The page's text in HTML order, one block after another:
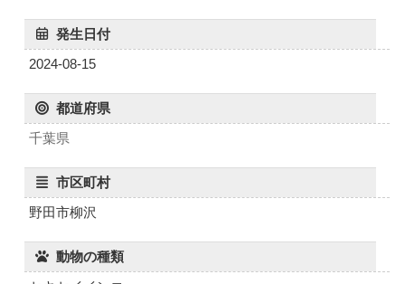
発生日付
2024-08-15
都道府県
千葉県
市区町村
野田市柳沢
動物の種類